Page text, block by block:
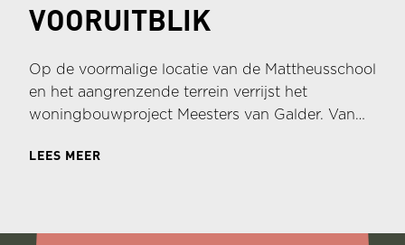
VOORUITBLIK
Op de voormalige locatie van de Mattheusschool
en het aangrenzende terrein verrijst het
woningbouwproject Meesters van Galder. Van
woonomgeving met elf projectmatige woningen,
LEES MEER